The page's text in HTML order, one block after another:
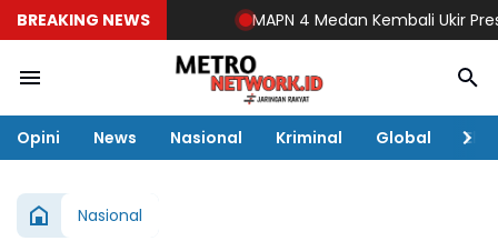
BREAKING NEWS MAPN 4 Medan Kembali Ukir Prestasi
Opini News Nasional Kriminal Global
Nasional